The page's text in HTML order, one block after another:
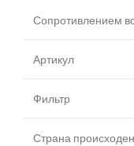
Сопротивлением
Артикул
Фильтр
Страна